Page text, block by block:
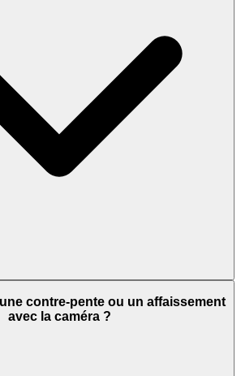
contre-pente ou un affaissement
avec la caméra ?